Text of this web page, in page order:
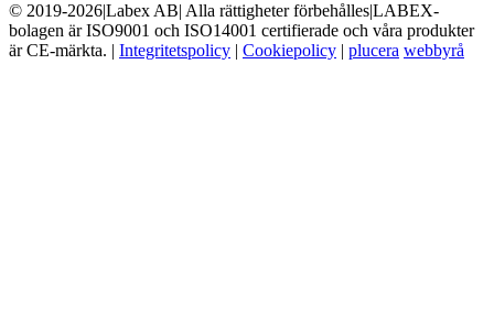
© 2019-2026|Labex AB| Alla rättigheter förbehålles|LABEX-
bolagen är ISO9001 och ISO14001 certifierade och våra produkter
är CE-märkta. | Integritetspolicy | Cookiepolicy | plucera webbyrå